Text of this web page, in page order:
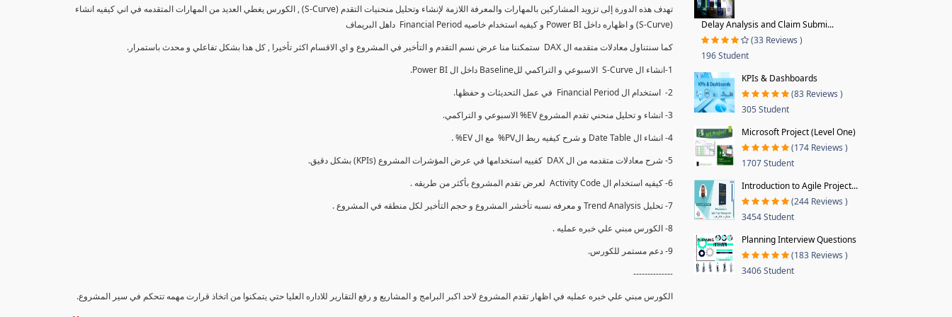
تهدف هذه الدورة إلى تزويد المشاركين بالمهارات والمعرفة اللازمة لإنشاء وتحليل منحنيات التقدم (S-Curve) , الكورس يغطي العديد من المهارات المتقدمه في اني كيفيه انشاء
(S-Curve) و اظهاره داخل Power BI و كيفيه استخدام خاصيه Financial Period داهل البريماف
كما سنتناول معادلات متقدمه ال DAX ستمكننا منا عرض نسم التقدم و التأخير في المشروع و اي الاقسام اكثر تأخيرا , كل هذا بشكل تفاعلي و محدث باستمرار.
1-انشاء ال S-Curve الاسبوعي و التراكمي للBaseline داخل ال Power BI.
2- استخدام ال Financial Period في عمل التحديثات و حفظها.
3- انشاء و تحليل منحني تقدم المشروع EV% الاسبوعي و التراكمي.
4- انشاء ال Date Table و شرح كيفيه ربط الPV% مع ال EV% .
5- شرح معادلات متقدمه من ال DAX كفييه استخدامها في عرض المؤشرات المشروع (KPIs) بشكل دقيق.
6- كيفيه استخدام ال Activity Code لعرض تقدم المشروع بأكثر من طريقه .
7- تحليل Trend Analysis و معرفه نسبه تأخشر المشروع و حجم التأخير لكل منطقه في المشروع .
8- الكورس مبني علي خبره عمليه .
9- دعم مستمر للكورس.
--------------
الكورس مبني علي خبره عمليه في اظهار تقدم المشروع لاحد اكبر البرامج و المشاريع و رفع التقارير للاداره العليا حتي يتمكنوا من اتخاذ قرارت مهمه تتحكم في سير المشروع.
Delay Analysis and Claim Submi...
(33 Reviews )
196 Student
KPIs & Dashboards
(83 Reviews )
305 Student
Microsoft Project (Level One)
(174 Reviews )
1707 Student
Introduction to Agile Project...
(244 Reviews )
3454 Student
Planning Interview Questions
(183 Reviews )
3406 Student